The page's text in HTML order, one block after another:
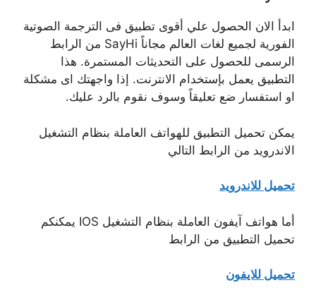
ابدأ الان الحصول علي أقوى تطبيق فى الترجمة الصوتية
الفورية لجميع لغات العالم مجاناً SayHi من الرابط
الرسمى للحصول على التحديثات المستمرة. هذا
التطبيق يعمل بإستخدام الانترنت. إذا واجهتك اى مشكلة
او استفسار ضع تعليقاً وسوف نقوم بالرد عليك.
يمكن تحميل التطبيق للهواتف العاملة بنظام التشغيل
الاندرويد من الرابط التالي
تحميل للاندرويد
أما هواتف آيفون العاملة بنظام التشغيل IOS يمكنكم
تحميل التطبيق من الرابط
تحميل للايفون